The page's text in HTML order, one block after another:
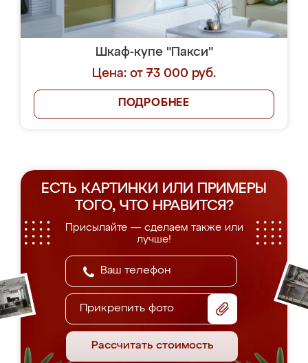
Шкаф-купе "Пакси"
Цена: от 73 000 руб.
ПОДРОБНЕЕ
ЕСТЬ КАРТИНКИ ИЛИ ПРИМЕРЫ
ТОГО, ЧТО НРАВИТСЯ?
Присылайте — сделаем также или
лучше!
Прикрепить фото
Рассчитать стоимость